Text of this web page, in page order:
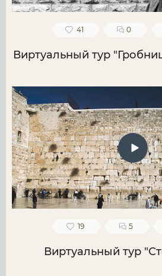
41 0
Виртуальный тур
19 5
Виртуальный тур